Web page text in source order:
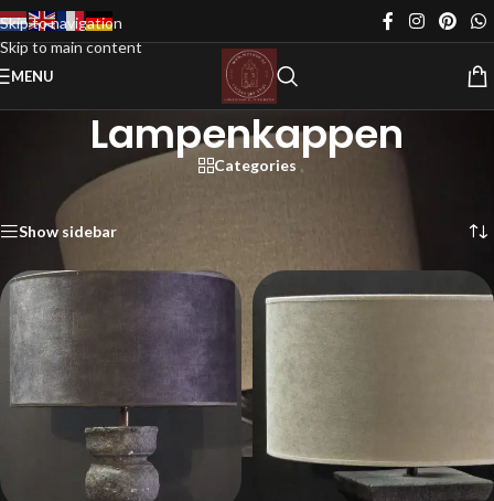
Skip to navigation
Skip to main content
MENU
Lampenkappen
Categories
Verlichting
Show sidebar